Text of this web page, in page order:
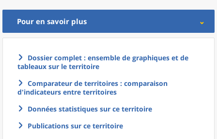
Pour en savoir plus
Dossier complet : ensemble de graphiques et de
tableaux sur le territoire
Comparateur de territoires : comparaison
d'indicateurs entre territoires
Données statistiques sur ce territoire
Publications sur ce territoire